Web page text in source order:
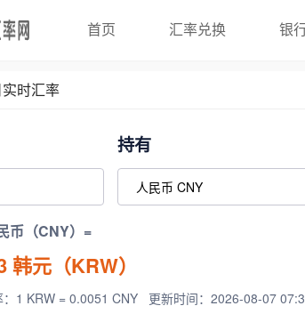
首页 汇率兑换 银
时汇率
持有
币（CNY）=
韩元（KRW）
：1 KRW = 0.0051 CNY 更新时间：2026-08-07